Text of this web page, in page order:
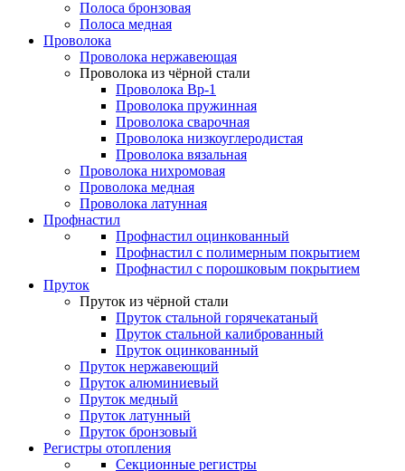
Полоса бронзовая
Полоса медная
Проволока
Проволока нержавеющая
Проволока из чёрной стали
Проволока Вр-1
Проволока пружинная
Проволока сварочная
Проволока низкоуглеродистая
Проволока вязальная
Проволока нихромовая
Проволока медная
Проволока латунная
Профнастил
Профнастил оцинкованный
Профнастил с полимерным покрытием
Профнастил с порошковым покрытием
Пруток
Пруток из чёрной стали
Пруток стальной горячекатаный
Пруток стальной калиброванный
Пруток оцинкованный
Пруток нержавеющий
Пруток алюминиевый
Пруток медный
Пруток латунный
Пруток бронзовый
Регистры отопления
Секционные регистры